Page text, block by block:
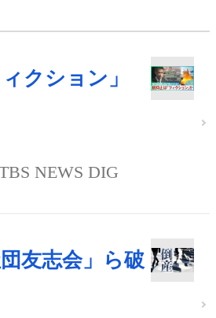
クション」
NEWS DIG
友志会」ら破